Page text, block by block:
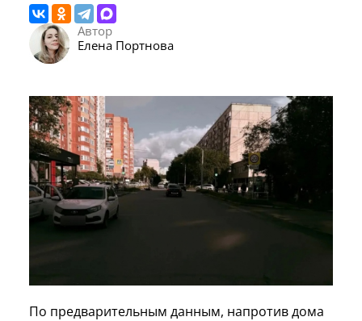
Автор
Елена Портнова
По предварительным данным, напротив дома